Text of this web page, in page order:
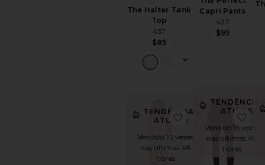
peças favoritas
The Halter Tank
Top
437
$85
Capri Pants
437
$95
TENDÊNCIAS
ATUAIS!
Vendido 10 vezes
nas últimas 48
horas
favoritox FP
TENDÊNCIAS
ATUAIS!
Vendido 16 vezes
nas últimas 48
horas